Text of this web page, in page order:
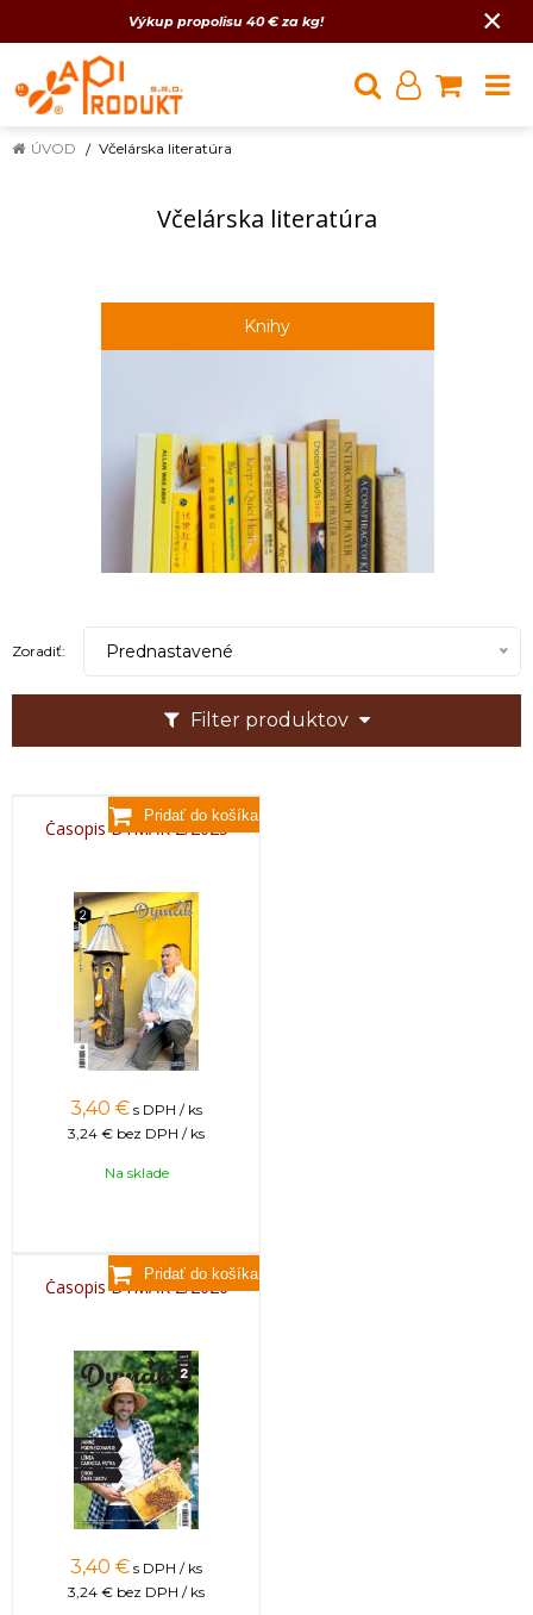
Výkup propolisu 40 € za kg! ×
ÚVOD Včelárska literatúra
Včelárska literatúra
Knihy
Filter produktov
Zoradiť: Prednastavené
Časopis DYMÁK 2/2025
3,40 € s DPH / ks
3,24 € bez DPH / ks
Na sklade
Časopis DYMÁK 2/2026
3,40 € s DPH / ks
3,24 € bez DPH / ks